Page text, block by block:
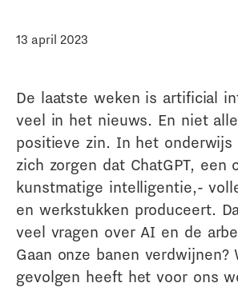
13 april 2023
De laatste weken is artificial
veel in het nieuws. En niet
positieve zin. In het onderwijs
zich zorgen dat ChatGPT, een
kunstmatige intelligentie,-
en werkstukken produceert.
veel vragen over AI en de
Gaan onze banen verdwijnen?
gevolgen heeft het voor ons